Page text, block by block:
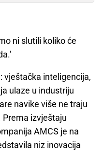
ni slutili koliko će
vještačka inteligencija,
ulaze u industriju
navike više ne traju
Prema izvještaju
AMCS je na
niz inovacija